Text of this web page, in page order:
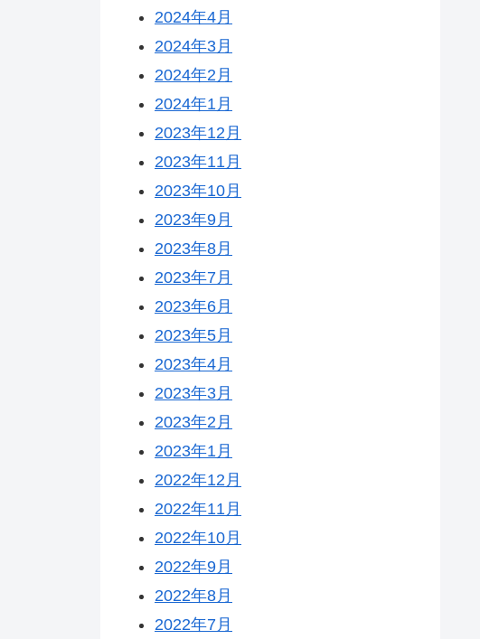
2024年4月
2024年3月
2024年2月
2024年1月
2023年12月
2023年11月
2023年10月
2023年9月
2023年8月
2023年7月
2023年6月
2023年5月
2023年4月
2023年3月
2023年2月
2023年1月
2022年12月
2022年11月
2022年10月
2022年9月
2022年8月
2022年7月